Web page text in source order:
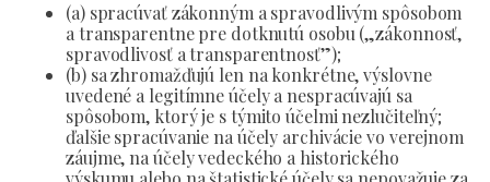
(a) spracúvať zákonným a spravodlivým spôsobom
a transparentne pre dotknutú osobu („zákonnosť,
spravodlivosť a transparentnosť”);
(b) sa zhromažďujú len na konkrétne, výslovne
uvedené a legitímne účely a nespracúvajú sa
spôsobom, ktorý je s týmito účelmi nezlučiteľný;
ďalšie spracúvanie na účely archivácie vo verejnom
záujme, na účely vedeckého a historického